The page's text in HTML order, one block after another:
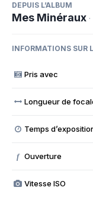
DEPUIS L’ALBUM
Mes Minéraux
INFORMATIONS SUR
Pris avec
Longueur de
Temps
f Ouverture
Vitesse ISO